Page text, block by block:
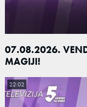
07.08.2026.
MAGIJI!
22:02